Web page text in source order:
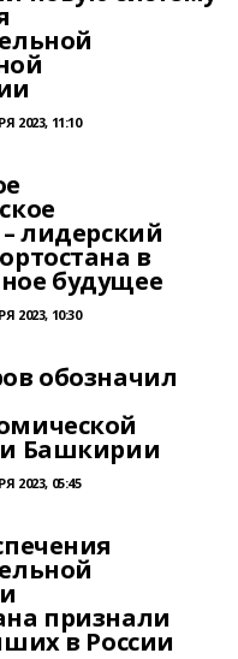
2023, 11:10
лидерский
в
будущее
2023, 10:30
обозначил
Башкирии
2023, 05:45
признали
в России